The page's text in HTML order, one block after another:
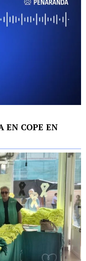
EN COPE EN